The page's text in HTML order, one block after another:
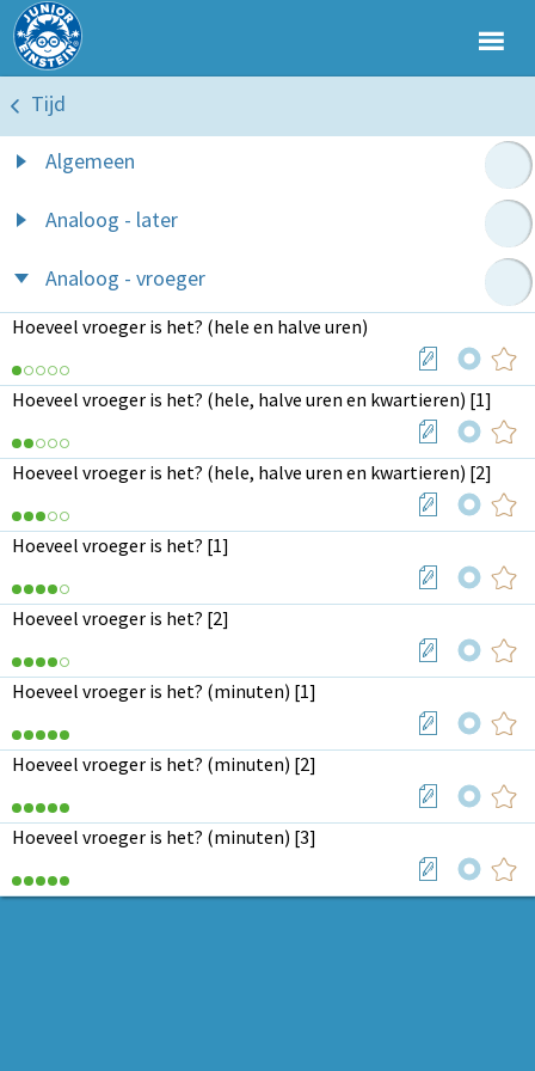
Tijd
Algemeen
Analoog - later
Analoog - vroeger
Hoeveel vroeger is het? (hele en halve uren)
Hoeveel vroeger is het? (hele, halve uren en kwartieren) [1]
Hoeveel vroeger is het? (hele, halve uren en kwartieren) [2]
Hoeveel vroeger is het? [1]
Hoeveel vroeger is het? [2]
Hoeveel vroeger is het? (minuten) [1]
Hoeveel vroeger is het? (minuten) [2]
Hoeveel vroeger is het? (minuten) [3]